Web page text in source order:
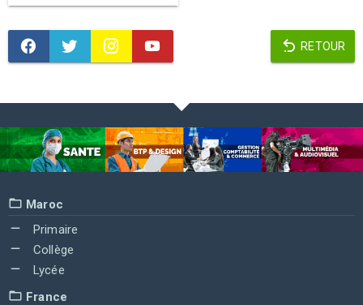
RETOUR
Maroc
Primaire
Collège
Lycée
France